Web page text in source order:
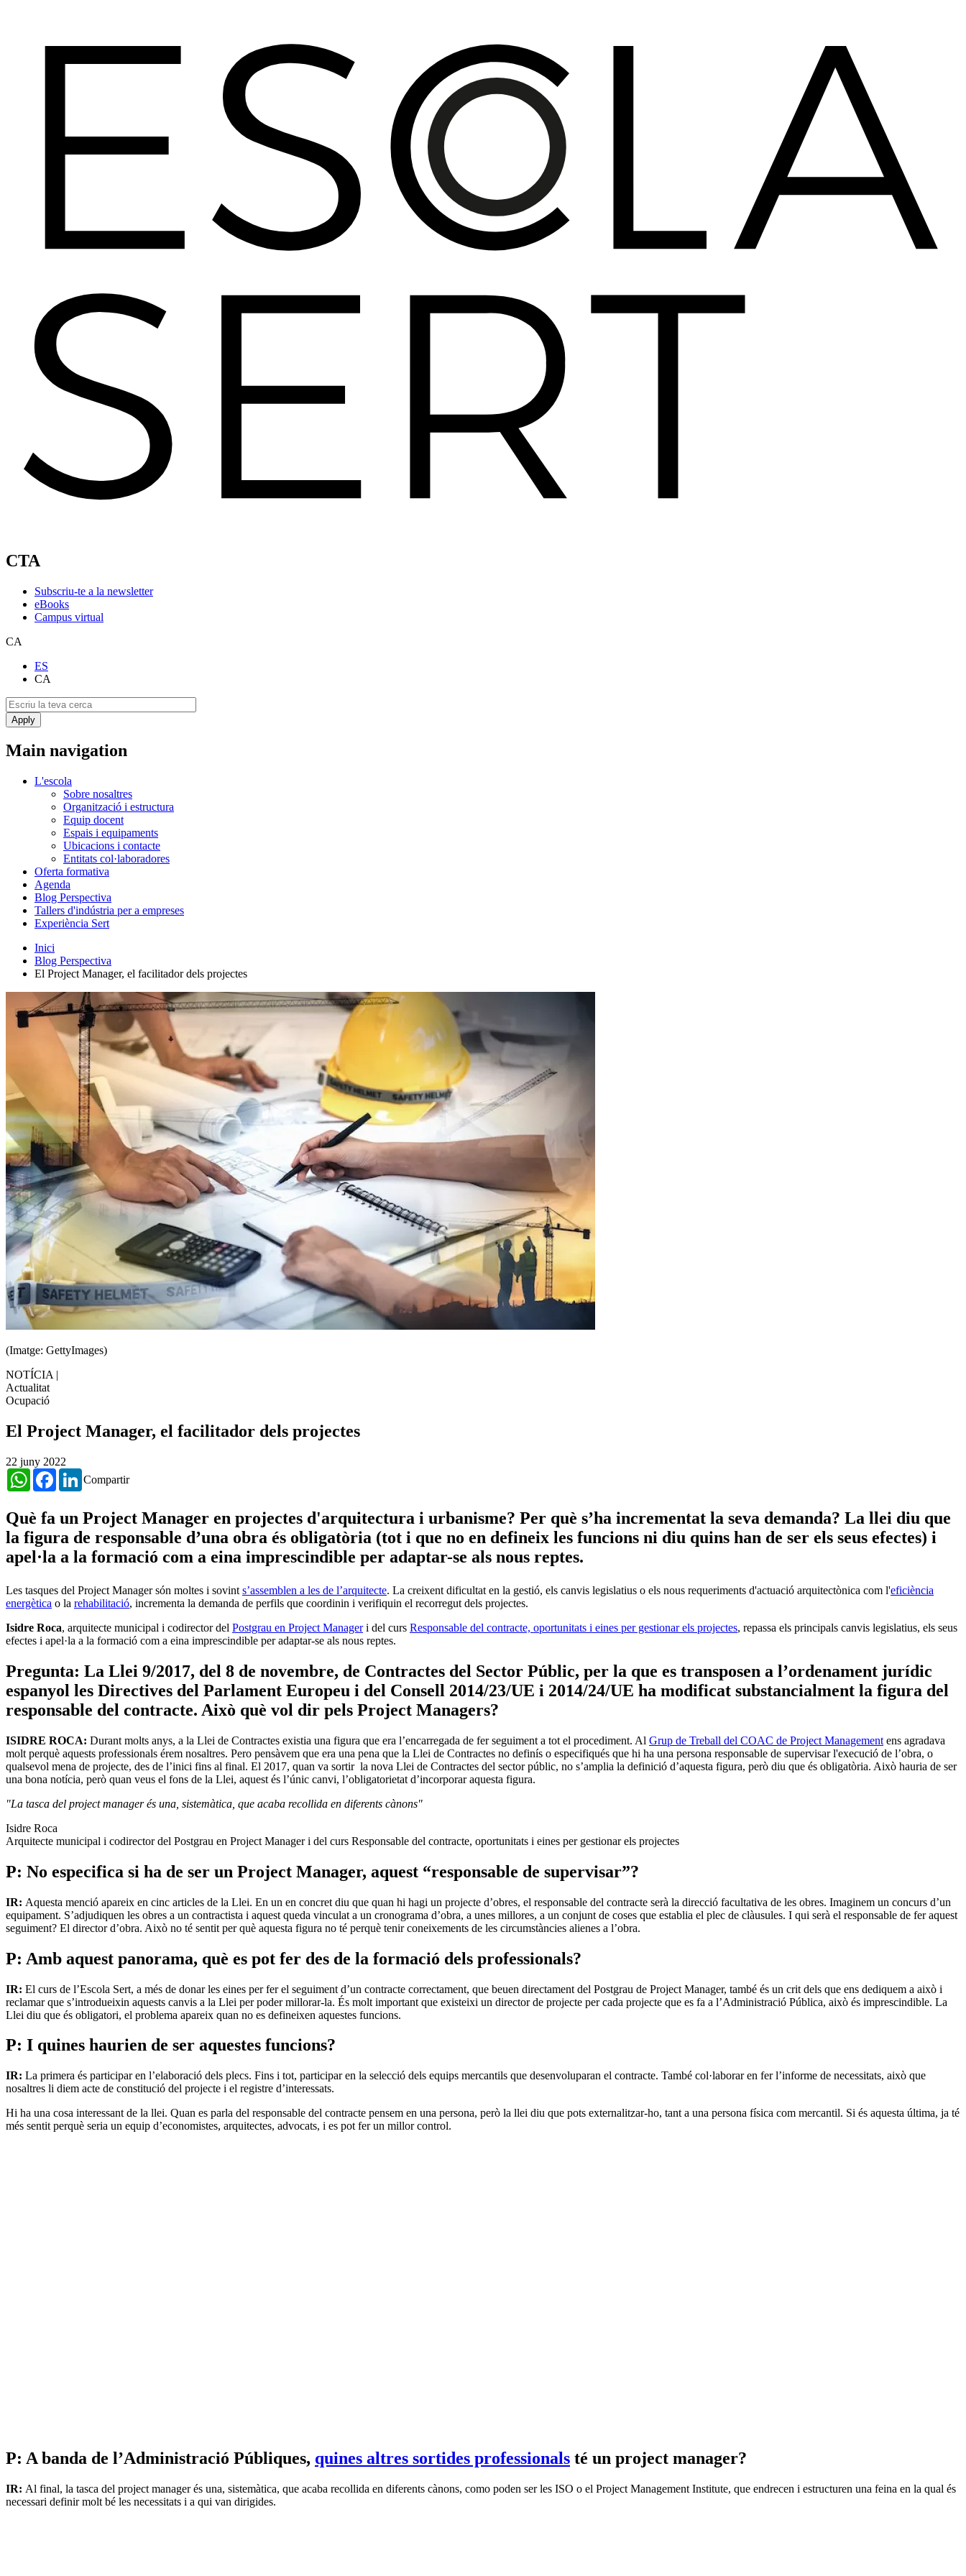
CTA
Subscriu-te a la newsletter
eBooks
Campus virtual
CA
ES
CA
Main navigation
L'escola
Sobre nosaltres
Organització i estructura
Equip docent
Espais i equipaments
Ubicacions i contacte
Entitats col·laboradores
Oferta formativa
Agenda
Blog Perspectiva
Tallers d'indústria per a empreses
Experiència Sert
Inici
Blog Perspectiva
El Project Manager, el facilitador dels projectes
(Imatge: GettyImages)
NOTÍCIA |
Actualitat
Ocupació
El Project Manager, el facilitador dels projectes
22 juny 2022
Compartir
WhatsAppFacebookLinkedIn
Què fa un Project Manager en projectes d'arquitectura i urbanisme? Per què s’ha incrementat la seva demanda? La llei diu que
la figura de responsable d’una obra és obligatòria (tot i que no en defineix les funcions ni diu quins han de ser els seus efectes) i
apel·la a la formació com a eina imprescindible per adaptar-se als nous reptes.
Les tasques del Project Manager són moltes i sovint s’assemblen a les de l’arquitecte. La creixent dificultat en la gestió, els canvis legislatius o els nous requeriments d'actuació arquitectònica com l'eficiència
energètica o la rehabilitació, incrementa la demanda de perfils que coordinin i verifiquin el recorregut dels projectes.
Isidre Roca, arquitecte municipal i codirector del Postgrau en Project Manageri del curs Responsable del contracte, oportunitats i eines per gestionar els projectes, repassa els principals canvis legislatius, els seus
efectes i apel·la a la formació com a eina imprescindible per adaptar-se als nous reptes.
Pregunta: La Llei 9/2017, del 8 de novembre, de Contractes del Sector Públic, per la que es transposen a l’ordenament jurídic
espanyol les Directives del Parlament Europeu i del Consell 2014/23/UE i 2014/24/UE ha modificat substancialment la figura del
responsable del contracte. Això què vol dir pels Project Managers?
ISIDRE ROCA: Durant molts anys, a la Llei de Contractes existia una figura que era l’encarregada de fer seguiment a tot el procediment. Al Grup de Treball del COAC de Project Management ens agradava
molt perquè aquests professionals érem nosaltres. Pero pensàvem que era una pena que la Llei de Contractes no definís o especifiqués que hi ha una persona responsable de supervisar l'execució de l’obra, o
qualsevol mena de projecte, des de l’inici fins al final. El 2017, quan va sortir la nova Llei de Contractes del sector públic, no s’amplia la definició d’aquesta figura, però diu que és obligatòria. Això hauria de ser
una bona notícia, però quan veus el fons de la Llei, aquest és l’únic canvi, l’obligatorietat d’incorporar aquesta figura.
"La tasca del project manager és una, sistemàtica, que acaba recollida en diferents cànons"
Isidre Roca
Arquitecte municipal i codirector del Postgrau en Project Manager i del curs Responsable del contracte, oportunitats i eines per gestionar els projectes
P: No especifica si ha de ser un Project Manager, aquest “responsable de supervisar”?
IR: Aquesta menció apareix en cinc articles de la Llei. En un en concret diu que quan hi hagi un projecte d’obres, el responsable del contracte serà la direcció facultativa de les obres. Imaginem un concurs d’un
equipament. S’adjudiquen les obres a un contractista i aquest queda vinculat a un cronograma d’obra, a unes millores, a un conjunt de coses que establia el plec de clàusules. I qui serà el responsable de fer aquest
seguiment? El director d’obra. Això no té sentit per què aquesta figura no té perquè tenir coneixements de les circumstàncies alienes a l’obra.
P: Amb aquest panorama, què es pot fer des de la formació dels professionals?
IR: El curs de l’Escola Sert, a més de donar les eines per fer el seguiment d’un contracte correctament, que beuen directament del Postgrau de Project Manager, també és un crit dels que ens dediquem a això i
reclamar que s’introdueixin aquests canvis a la Llei per poder millorar-la. És molt important que existeixi un director de projecte per cada projecte que es fa a l’Administració Pública, això és imprescindible. La
Llei diu que és obligatori, el problema apareix quan no es defineixen aquestes funcions.
P: I quines haurien de ser aquestes funcions?
IR: La primera és participar en l’elaboració dels plecs. Fins i tot, participar en la selecció dels equips mercantils que desenvoluparan el contracte. També col·laborar en fer l’informe de necessitats, això que
nosaltres li diem acte de constitució del projecte i el registre d’interessats.
Hi ha una cosa interessant de la llei. Quan es parla del responsable del contracte pensem en una persona, però la llei diu que pots externalitzar-ho, tant a una persona física com mercantil. Si és aquesta última, ja té
més sentit perquè seria un equip d’economistes, arquitectes, advocats, i es pot fer un millor control.
P: A banda de l’Administració Públiques, quines altres sortides professionals té un project manager?
IR: Al final, la tasca del project manager és una, sistemàtica, que acaba recollida en diferents cànons, como poden ser les ISO o el Project Management Institute, que endrecen i estructuren una feina en la qual és
necessari definir molt bé les necessitats i a qui van dirigides.